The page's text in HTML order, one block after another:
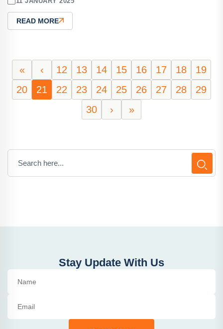
READ MORE
« ‹ 12 13 14 15 16 17 18
19
20
21 22 23 24 25 26 27 28
29
30
› »
Stay Update With Us